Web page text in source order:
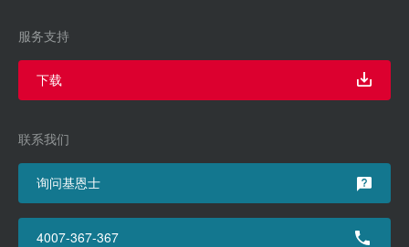
服务支持
下载
联系我们
询问基恩士
4007-367-367